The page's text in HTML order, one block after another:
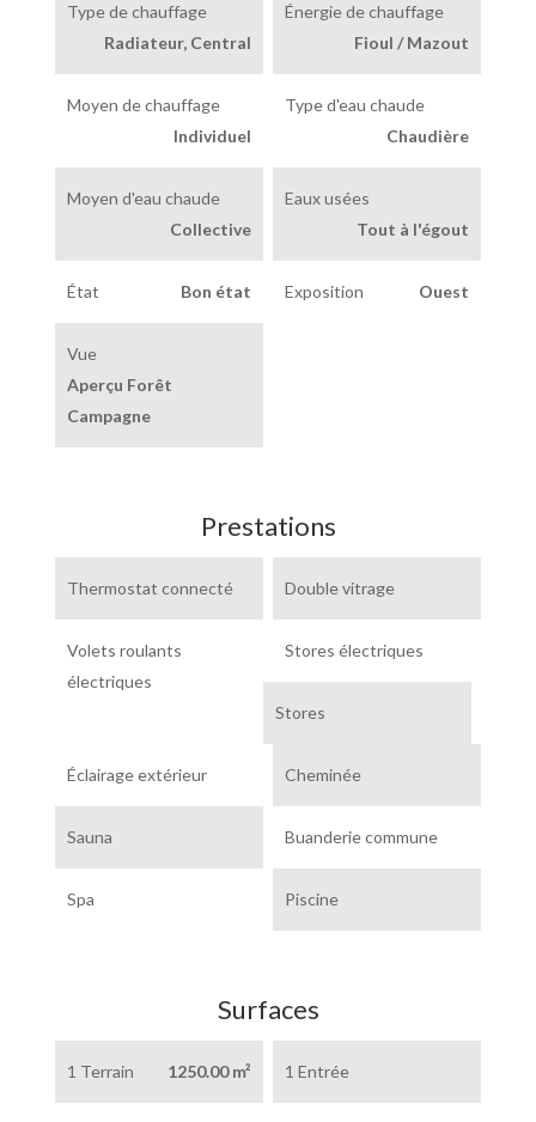
Type de chauffage
Radiateur, Central
Énergie de chauffage
Fioul / Mazout
Moyen de chauffage
Individuel
Type d'eau chaude
Chaudière
Moyen d'eau chaude
Collective
Eaux usées
Tout à l'égout
État Bon état Exposition Ouest
Vue
Aperçu Forêt
Campagne
Prestations
Thermostat connecté Double vitrage
Volets roulants
électriques
Stores électriques
Stores
Cheminée
Éclairage extérieur
Buanderie commune
Sauna
Piscine
Spa
Surfaces
1 Terrain 1250.00 m² 1 Entrée